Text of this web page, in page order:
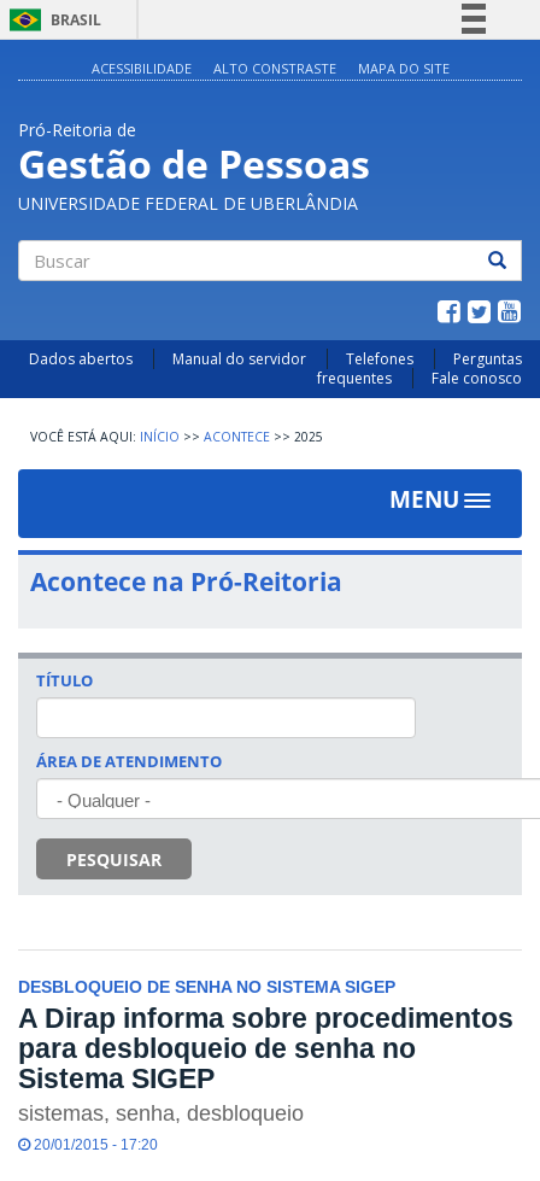
BRASIL
Acesso à informação
Legislação
Canais
ACESSIBILIDADE ALTO CONSTRASTE MAPA DO SITE
Pró-Reitoria de
Gestão de Pessoas
UNIVERSIDADE FEDERAL DE UBERLÂNDIA
Dados abertos Manual do servidor Telefones
Perguntas
frequentes
Fale conosco
INÍCIO >> ACONTECE >> 2025
MENU
Toggle
Acontece na Pró-Reitoria
TÍTULO
ÁREA DE ATENDIMENTO
PESQUISAR
DESBLOQUEIO DE SENHA NO SISTEMA SIGEP
A Dirap informa sobre procedimentos
para desbloqueio de senha no
Sistema SIGEP
sistemas, senha, desbloqueio
20/01/2015 - 17:20